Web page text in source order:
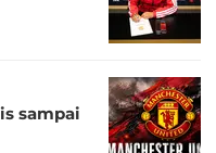
sampai